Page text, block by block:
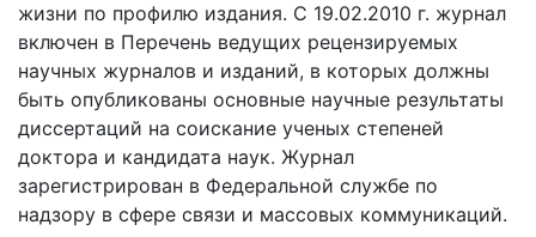
жизни по профилю издания. С 19.02.2010 г. журнал
включен в Перечень ведущих рецензируемых
научных журналов и изданий, в которых должны
быть опубликованы основные научные результаты
диссертаций на соискание ученых степеней
доктора и кандидата наук. Журнал
зарегистрирован в Федеральной службе по
надзору в сфере связи и массовых коммуникаций.